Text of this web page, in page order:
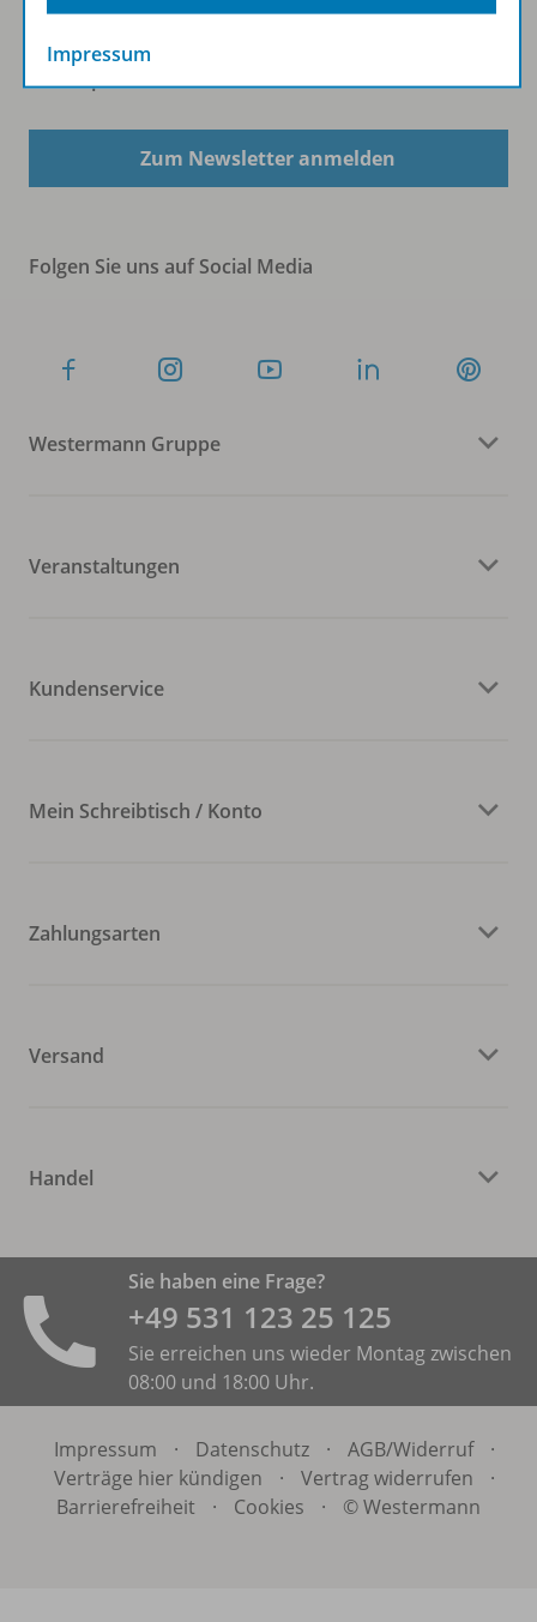
Sofort profitieren
Zum Newsletter anmelden
Folgen Sie uns auf Social Media
Westermann Gruppe
Veranstaltungen
Kundenservice
Mein Schreibtisch / Konto
Zahlungsarten
Versand
Handel
Sie haben eine Frage?
+49 531 ­123 25 125
Sie erreichen uns wieder Montag zwischen
08:00 und 18:00 Uhr.
Impressum · Datenschutz · AGB/Widerruf
·
Verträge hier kündigen
· Vertrag widerrufen
·
Barrierefreiheit
· Cookies · © Westermann
Impressum